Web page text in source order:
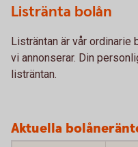
Listränta bolån
Listräntan är vår ordinarie
vi annonserar. Din
listräntan.
Aktuella